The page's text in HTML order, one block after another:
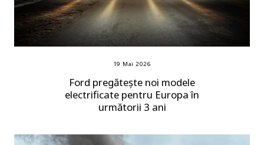
19 Mai 2026
Ford pregătește noi modele
electrificate pentru Europa în
următorii 3 ani